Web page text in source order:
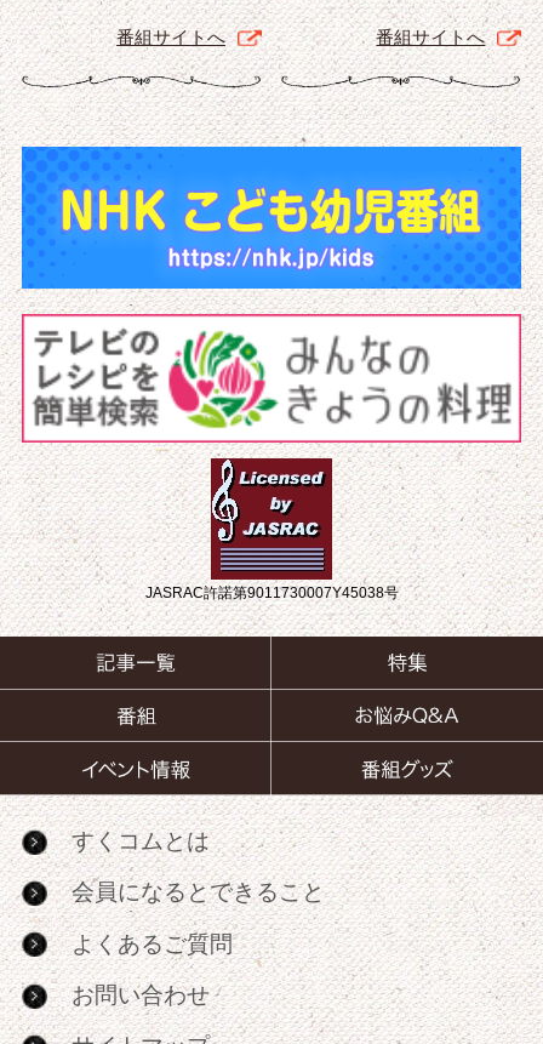
番組サイトへ 番組サイトへ
JASRAC許諾第9011730007Y45038号
すくコムとは
会員になるとできること
よくあるご質問
お問い合わせ